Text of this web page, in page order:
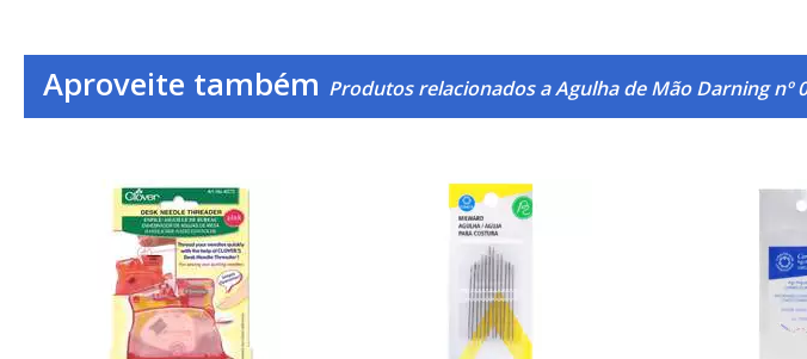
Aproveite também Produtos relacionados a Agulha de Mão Darning nº